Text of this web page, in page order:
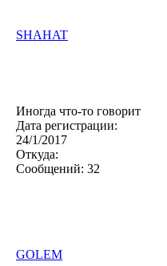
SHAHAT
Иногда что-то говорит
Дата регистрации:
24/1/2017
Откуда:
Сообщений: 32
GOLEM